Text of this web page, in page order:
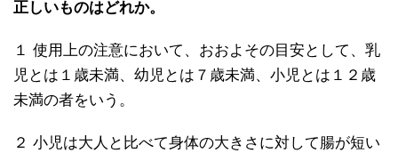
正しいものはどれか。
１ 使用上の注意において、おおよその目安として、乳
児とは１歳未満、幼児とは７歳未満、小児とは１２歳
未満の者をいう。
２ 小児は大人と比べて身体の大きさに対して腸が短い